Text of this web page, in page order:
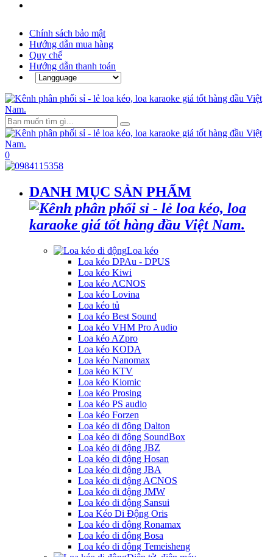
Chính sách bảo mật
Hướng dẫn mua hàng
Quy chế
Hướng dẫn thanh toán
0
DANH MỤC SẢN PHẨM
Loa kéo
Loa kéo DPAu - DPUS
Loa kéo Kiwi
Loa kéo ACNOS
Loa kéo Lovina
Loa kéo tủ
Loa kéo Best Sound
Loa kéo VHM Pro Audio
Loa kéo AZpro
Loa kéo KODA
Loa kéo Nanomax
Loa kéo KTV
Loa kéo Kiomic
Loa kéo Prosing
Loa kéo PS audio
Loa kéo Forzen
Loa kéo di động Dalton
Loa kéo di động SoundBox
Loa kéo di động JBZ
Loa kéo di động Hosan
Loa kéo di động JBA
Loa kéo di động ACNOS
Loa kéo di động JMW
Loa kéo di động Sansui
Loa Kéo Di Động Oris
Loa kéo di động Ronamax
Loa kéo di động Bosa
Loa kéo di động Temeisheng